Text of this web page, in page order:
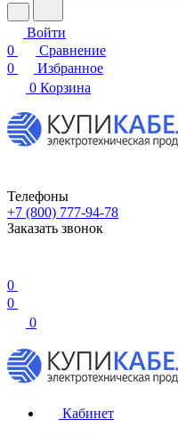
Войти
0
Сравнение
0
Избранное
0 Корзина
Телефоны
+7 (800) 777-94-78
Заказать звонок
0
0
0
Кабинет